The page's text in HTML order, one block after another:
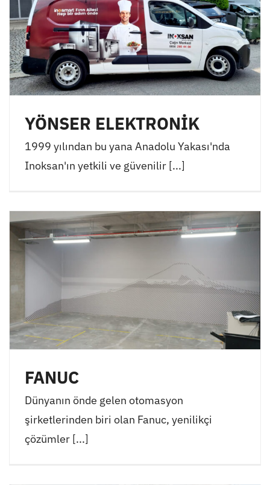
YÖNSER ELEKTRONİK
1999 yılından bu yana Anadolu Yakası'nda
Inoksan'ın yetkili ve güvenilir [...]
FANUC
Dünyanın önde gelen otomasyon
şirketlerinden biri olan Fanuc, yenilikçi
çözümler [...]